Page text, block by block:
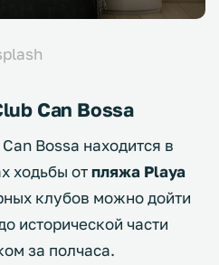
Can Bossa
Bossa находится в
ходьбы отпляжа Playa
клубов можно дойти
исторической части
за полчаса.